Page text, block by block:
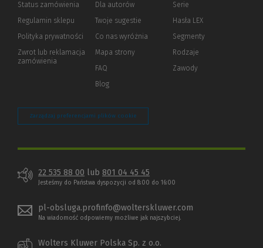
Status zamówienia
Regulamin sklepu
Polityka prywatności (Nowe
(Link
innej
Zwrot lub reklamacja
zamówienia
Dla autorów(Nowe
(Link
innej
strony)
Twoje sugestie
Co nas wyróżnia
Mapa strony
FAQ
Blog
Serie
Hasła LEX
Segmenty
Rodzaje
Zawody
Zarządzaj preferencjami plików cookie
22 535 88 00 lub 801 04 45 45
Jesteśmy do Państwa dyspozycji od 8:00 do 16:00
pl-obsluga.profinfo@wolterskluwer.com
Na wiadomość odpowiemy możliwe jak najszybciej.
Wolters Kluwer Polska Sp. z o.o.